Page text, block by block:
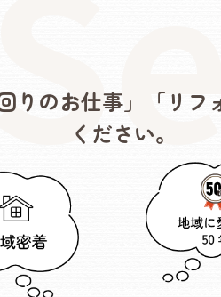
りのお仕事」「リ
ください。